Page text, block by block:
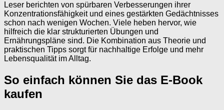
Leser berichten von spürbaren Verbesserungen ihrer
Konzentrationsfähigkeit und eines gestärkten Gedächtnisses
schon nach wenigen Wochen. Viele heben hervor, wie
hilfreich die klar strukturierten Übungen und
Ernährungspläne sind. Die Kombination aus Theorie und
praktischen Tipps sorgt für nachhaltige Erfolge und mehr
Lebensqualität im Alltag.
So einfach können Sie das E-Book
kaufen